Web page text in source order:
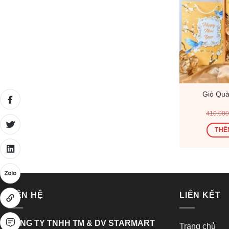
Giỏ
LIÊN HỆ
CÔNG TY TNHH TM & DV STARMART
LIÊN KẾT
Trang chủ